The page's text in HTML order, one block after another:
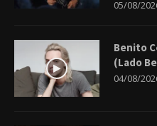
05/08/
Benito
(Lado
04/08/